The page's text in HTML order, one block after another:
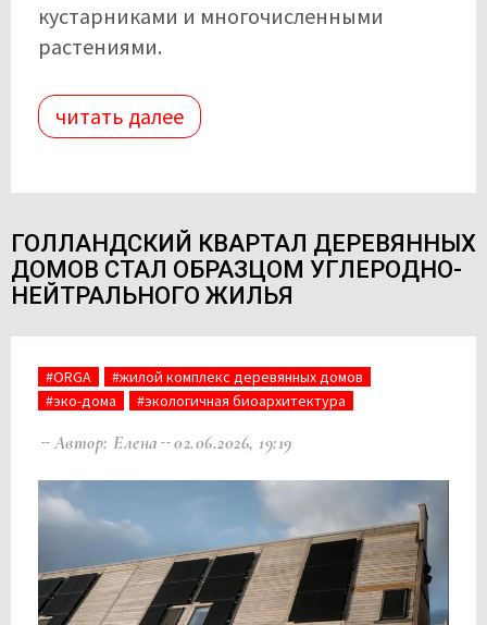
кустарниками и многочисленными
растениями.
читать далее
ГОЛЛАНДСКИЙ КВАРТАЛ ДЕРЕВЯННЫХ
ДОМОВ СТАЛ ОБРАЗЦОМ УГЛЕРОДНО-
НЕЙТРАЛЬНОГО ЖИЛЬЯ
#ORGA
#жилой комплекс деревянных домов
#эко-дома
#экологичная биоархитектура
Автор: Елена 02.06.2026, 19:19